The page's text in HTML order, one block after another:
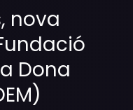
nova
Dona